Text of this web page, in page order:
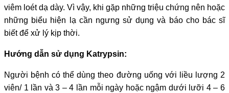
viêm loét dạ dày. Vì vậy, khi gặp những triệu chứng nên hoặc
những biểu hiện lạ cần ngưng sử dụng và báo cho bác sĩ
biết để xử lý kịp thời.
Hướng dẫn sử dụng Katrypsin:
Người bệnh có thể dùng theo đường uống với liều lượng 2
viên/ 1 lần và 3 – 4 lần mỗi ngày hoặc ngậm dưới lưỡi 4 – 6